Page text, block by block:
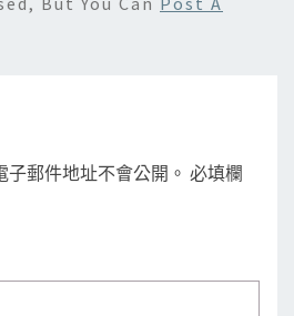
郵件地址不會公開。 必填欄